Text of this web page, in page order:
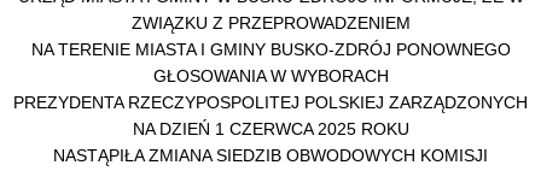
ZWIĄZKU Z PRZEPROWADZENIEM
NA TERENIE MIASTA I GMINY BUSKO-ZDRÓJ PONOWNEGO
GŁOSOWANIA W WYBORACH
PREZYDENTA RZECZYPOSPOLITEJ POLSKIEJ ZARZĄDZONYCH
NA DZIEŃ 1 CZERWCA 2025 ROKU
NASTĄPIŁA ZMIANA SIEDZIB OBWODOWYCH KOMISJI